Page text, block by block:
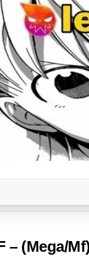
– (Mega/